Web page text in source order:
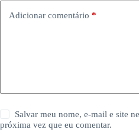
Adicionar comentário *
Salvar meu nome, e-mail e site
próxima vez que eu comentar.